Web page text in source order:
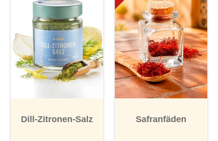
Dill-Zitronen-Salz Safranfäden